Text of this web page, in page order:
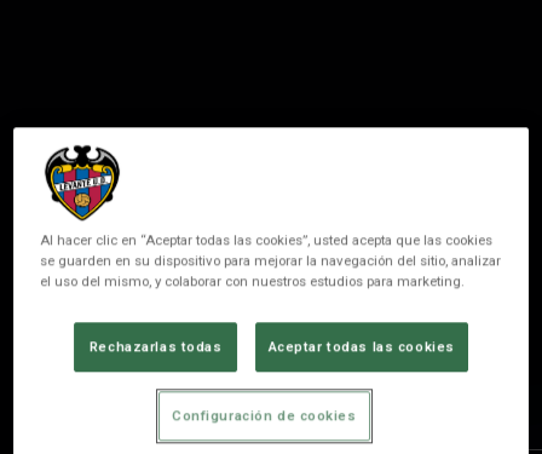
DURÁN
Al hacer clic en “Aceptar todas las cookies”, usted acepta que las cookies
se guarden en su dispositivo para mejorar la navegación del sitio, analizar
el uso del mismo, y colaborar con nuestros estudios para marketing.
Rechazarlas todas Aceptar todas las cookies
Configuración de cookies